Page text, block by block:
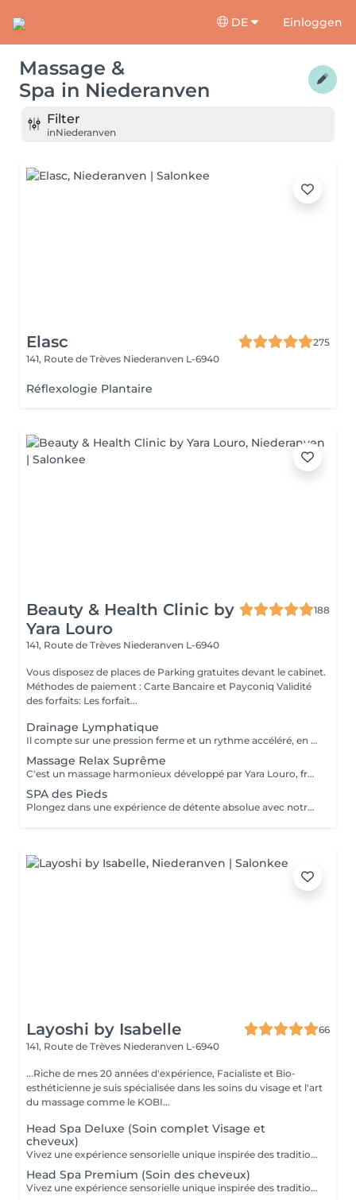
DE Einloggen
Massage &
Spa in Niederanven
Filter
inNiederanven
Elasc
275
141, Route de Trèves Niederanven L-6940
Réflexologie Plantaire
Beauty & Health Clinic by
Yara Louro
188
141, Route de Trèves Niederanven L-6940
Vous disposez de places de Parking gratuites devant le cabinet.
Méthodes de paiement : Carte Bancaire et Payconiq Validité
des forfaits: Les forfait...
Drainage Lymphatique
Il compte sur une pression ferme et un rythme accéléré, en plus de pompages et des manuvres exclusives qui permettent des résultats immédiats. Cette technique réduit les oedèmes, active la circulation sanguine et potentialise un réseau complexe de vaisseaux où passent les fluides corporels, réduisant ainsi la tant redoutée cellulite. Le résultat est un corps moins gonflé et galbé avec un métabolisme plus accéléré et, donc, une sensation de bien-être.
Massage Relax Suprême
C'est un massage harmonieux développé par Yara Louro, fruit de ses années d'expérience. Ce massage qui rassure le corps, l'esprit et l'âme, a été particulièrement développé pour fournir une relaxation totale des sens, vous transportant vers un état de bien-être parfait. Vous découvrirez tous ses secrets lors de votre séance.
SPA des Pieds
Plongez dans une expérience de détente absolue avec notre Spa des Pieds, un rituel d'exception dédié au bien-être et à l'élégance. Vos pieds sont délicatement immergés dans un bain sensoriel enrichi en sels précieux et actifs relaxants, favorisant la détente profonde et la revitalisation. Le soin se poursuit par une exfoliation raffinée qui révèle une peau douce et soyeuse, suivie d'un massage expert aux gestes lents et enveloppants, libérant les tensions et rééquilibrant les énergies. Véritable moment de luxe et de sérénité, ce soin procure une sensation de légèreté durable et un confort absolu.
Layoshi by Isabelle
66
141, Route de Trèves Niederanven L-6940
...Riche de mes 20 années d'expérience, Facialiste et Bio-
esthéticienne je suis spécialisée dans les soins du visage et l'art
du massage comme le KOBI...
Head Spa Deluxe (Soin complet Visage et
cheveux)
Vivez une expérience sensorielle unique inspirée des traditions anciennes japonaises dédiées au soin du corps et à l'apaisement de l'esprit. Le Head Spa combine soin des cheveux et du visage pour améliorer la revitalisation du cuir chevelu tout en favorisant la réduction du stress et la relaxation générale: - Démaquillage du visage - Massage du visage manuel "coup d'éclat" - Massage manuel des épaules, de la nuque et du cuir chevelu à l'huile précieuse et utilisation de différents outils - Fontaine d'eau chaude - Masque visage hydratant - Shampoing - Masque capillaire sous bain de vapeur + sérum - Massage des mains et des bras. - Crème + Sérum visage hydradants - Séchage des cheveux (15 minutes)
Head Spa Premium (Soin des cheveux)
Vivez une expérience sensorielle unique inspirée des traditions anciennes japonaises dédiées au soin du corps et à l'apaisement de l'esprit. Le Head Spa combine soin des cheveux et du visage pour améliorer la revitalisation du cuir chevelu tout en favorisant la réduction du stress et la relaxation générale: - Démaquillage du visage - Massage manuel des épaules, de la nuque et du cuir chevelu à l'huile précieuse et utilisation de différents outils - Fontaine d'eau chaude - Shampoing - Masque capillaire sous bain de vapeur + sérum - Massage des mains et des bras. - Séchage des cheveux (15 minutes)